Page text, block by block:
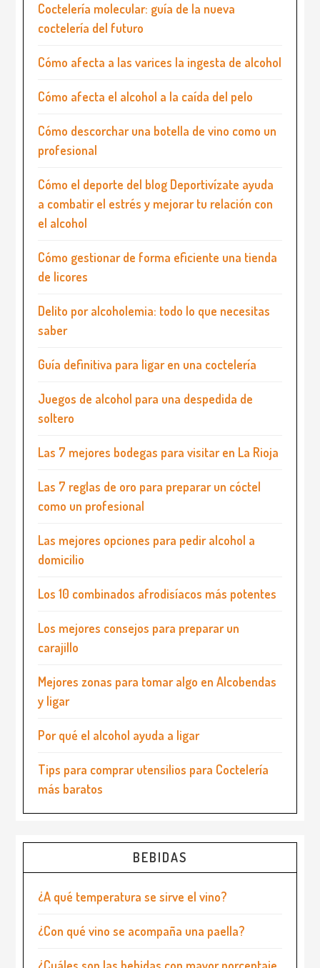
Coctelería molecular: guía de la nueva
coctelería del futuro
Cómo afecta a las varices la ingesta de alcohol
Cómo afecta el alcohol a la caída del pelo
Cómo descorchar una botella de vino como un
profesional
Cómo el deporte del blog Deportivízate ayuda
a combatir el estrés y mejorar tu relación con
el alcohol
Cómo gestionar de forma eficiente una tienda
de licores
Delito por alcoholemia: todo lo que necesitas
saber
Guía definitiva para ligar en una coctelería
Juegos de alcohol para una despedida de
soltero
Las 7 mejores bodegas para visitar en La Rioja
Las 7 reglas de oro para preparar un cóctel
como un profesional
Las mejores opciones para pedir alcohol a
domicilio
Los 10 combinados afrodisíacos más potentes
Los mejores consejos para preparar un
carajillo
Mejores zonas para tomar algo en Alcobendas
y ligar
Por qué el alcohol ayuda a ligar
Tips para comprar utensilios para Coctelería
más baratos
BEBIDAS
¿A qué temperatura se sirve el vino?
¿Con qué vino se acompaña una paella?